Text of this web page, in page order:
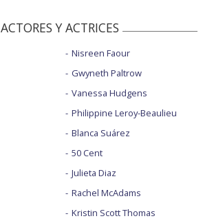
ACTORES Y ACTRICES
Nisreen Faour
Gwyneth Paltrow
Vanessa Hudgens
Philippine Leroy-Beaulieu
Blanca Suárez
50 Cent
Julieta Diaz
Rachel McAdams
Kristin Scott Thomas